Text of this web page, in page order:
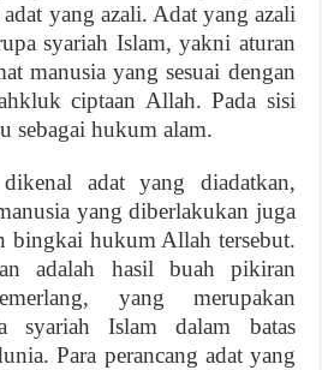
yang azali. Adat yang azali
syariah Islam, yakni aturan
manusia yang sesuai dengan
ciptaan Allah. Pada sisi
sebagai hukum alam.
adat yang diadatkan,
yang diberlakukan juga
bingkai hukum Allah tersebut.
adalah hasil buah pikiran
yang merupakan
syariah Islam dalam batas
Para perancang adat yang